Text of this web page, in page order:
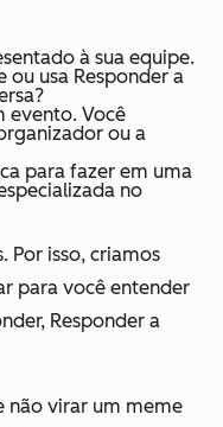
à sua equipe.
ou usa Responder a
evento. Você
ou a
para fazer em uma
no
Por isso, criamos
para você entender
Responder a
não virar um meme